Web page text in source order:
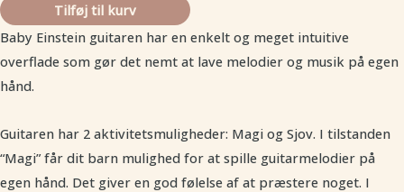
Tilføj til kurv
Baby Einstein guitaren har en enkelt og meget intuitive
overflade som gør det nemt at lave melodier og musik på egen
hånd.
Guitaren har 2 aktivitetsmuligheder: Magi og Sjov. I tilstanden
“Magi” får dit barn mulighed for at spille guitarmelodier på
egen hånd. Det giver en god følelse af at præstere noget. I